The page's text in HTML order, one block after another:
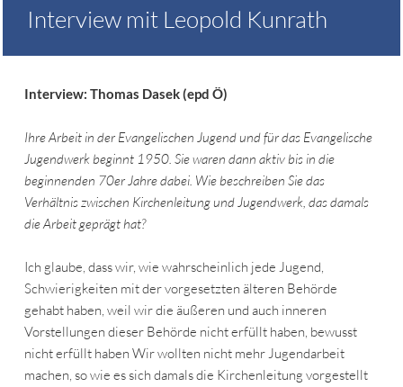
Interview mit Leopold Kunrath
Interview: Thomas Dasek (epd Ö)
Ihre Arbeit in der Evangelischen Jugend und für das Evangelische
Jugendwerk beginnt 1950. Sie waren dann aktiv bis in die
beginnenden 70er Jahre dabei. Wie beschreiben Sie das
Verhältnis zwischen Kirchenleitung und Jugendwerk, das damals
die Arbeit geprägt hat?
Ich glaube, dass wir, wie wahrscheinlich jede Jugend,
Schwierigkeiten mit der vorgesetzten älteren Behörde
gehabt haben, weil wir die äußeren und auch inneren
Vorstellungen dieser Behörde nicht erfüllt haben, bewusst
nicht erfüllt haben Wir wollten nicht mehr Jugendarbeit
machen, so wie es sich damals die Kirchenleitung vorgestellt